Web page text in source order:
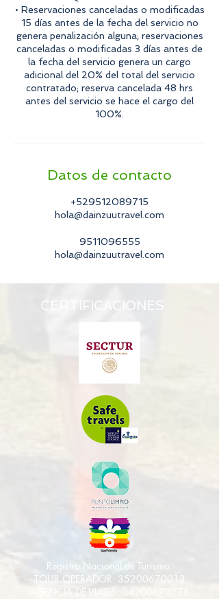
• Reservaciones canceladas o modificadas
15 días antes de la fecha del servicio no
genera penalización alguna; reservaciones
canceladas o modificadas 3 días antes de
la fecha del servicio genera un cargo
adicional del 20% del total del servicio
contratado; reserva cancelada 48 hrs
antes del servicio se hace el cargo del
Datos de contacto
+529512089715
hola@dainzuutravel.com
9511096555
hola@dainzuutravel.com
CERTIFICACIONES
Registro Nacional de Turismo:
TOUR OPERADOR: 35200670013
AGENCIA DE VIAJES:
04200670178